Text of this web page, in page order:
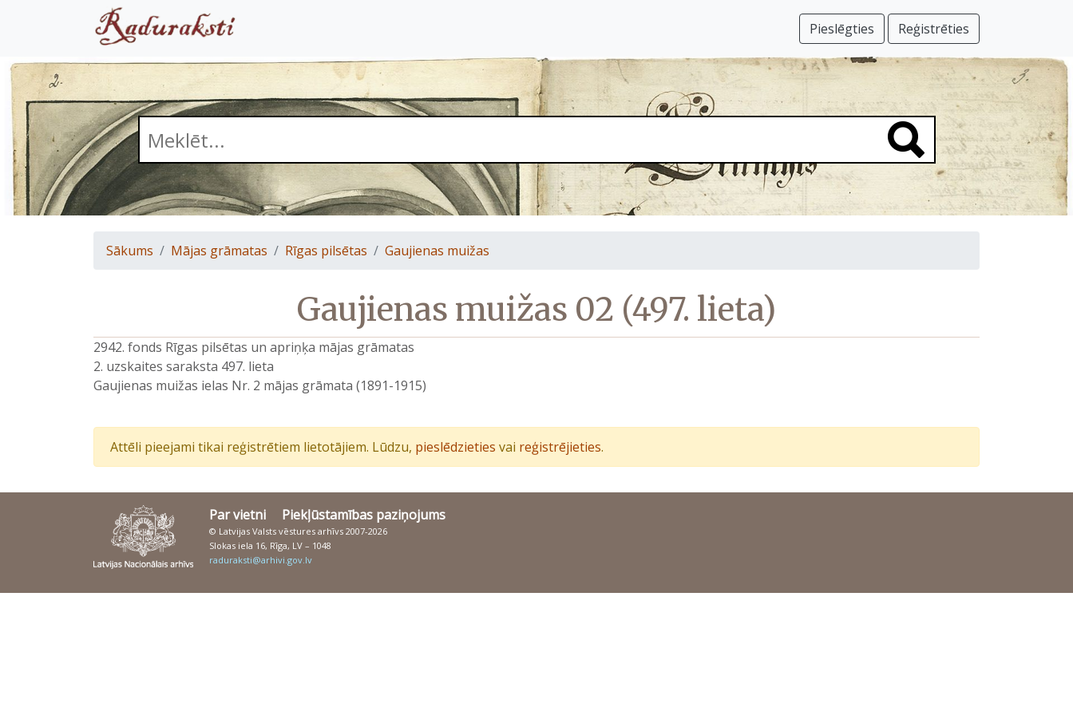
Pieslēgties Reģistrēties
Sākums Mājas grāmatas Rīgas pilsētas Gaujienas muižas
Gaujienas muižas 02 (497. lieta)
2942. fonds Rīgas pilsētas un apriņķa mājas grāmatas
2. uzskaites saraksta 497. lieta
Gaujienas muižas ielas Nr. 2 mājas grāmata (1891-1915)
Attēli pieejami tikai reģistrētiem lietotājiem. Lūdzu, pieslēdzieties vai reģistrējieties.
Par vietni Piekļūstamības paziņojums
© Latvijas Valsts vēstures arhīvs 2007-2026
Slokas iela 16, Rīga, LV – 1048
raduraksti@arhivi.gov.lv